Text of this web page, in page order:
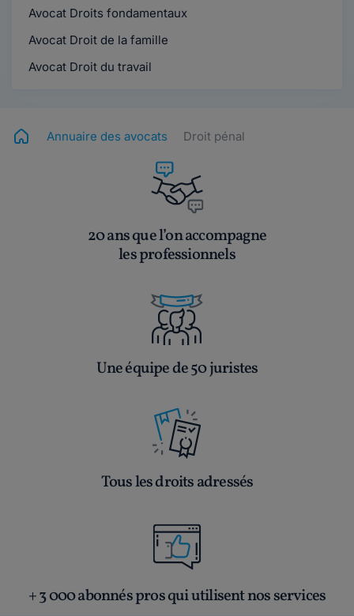
Avocat Droits fondamentaux
Avocat Droit de la famille
Avocat Droit du travail
Annuaire des avocats Droit pénal
20 ans que l’on accompagne
les professionnels
Une équipe de 50 juristes
Tous les droits adressés
+ 3 000 abonnés pros qui utilisent nos services